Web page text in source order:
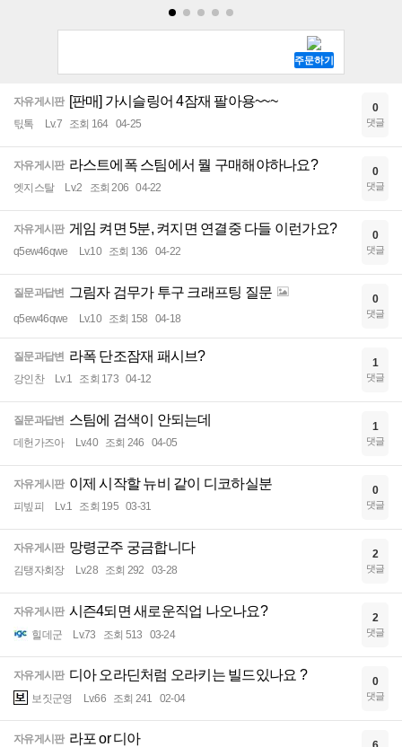
자유게시판 [판매] 가시슬링어 4잠재 팔아용~~~
틳톡 Lv.7 조회 164 04-25
0
댓글
자유게시판 라스트에폭 스팀에서 뭘 구매해야하나요?
엣지스탈 Lv.2 조회 206 04-22
0
댓글
자유게시판 게임 켜면 5분, 켜지면 연결중 다들 이런가요?
q5ew46qwe Lv.10 조회 136 04-22
0
댓글
질문과답변 그림자 검무가 투구 크래프팅 질문
q5ew46qwe Lv.10 조회 158 04-18
0
댓글
질문과답변 라폭 단조잠재 패시브?
강인찬 Lv.1 조회 173 04-12
1
댓글
질문과답변 스팀에 검색이 안되는데
데헌가즈아 Lv.40 조회 246 04-05
1
댓글
자유게시판 이제 시작할 뉴비 같이 디코하실분
피빞피 Lv.1 조회 195 03-31
0
댓글
자유게시판 망령군주 궁금합니다
김탱자회장 Lv.28 조회 292 03-28
2
댓글
자유게시판 시즌4되면 새로운직업 나오나요?
힐데군 Lv.73 조회 513 03-24
2
댓글
자유게시판 디아 오라딘처럼 오라키는 빌드있나요 ?
보짓군영 Lv.66 조회 241 02-04
0
댓글
자유게시판 라포 or 디아